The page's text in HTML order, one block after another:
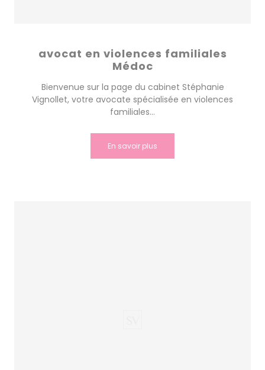
avocat en violences familiales
Médoc
Bienvenue sur la page du cabinet Stéphanie
Vignollet, votre avocate spécialisée en violences
familiales...
En savoir plus